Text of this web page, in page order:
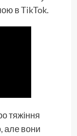
вTikTok.
тяжіння
але вони